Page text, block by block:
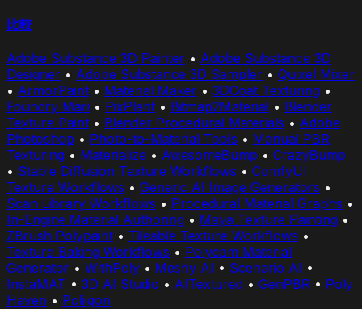
比較
Adobe Substance 3D Painter • Adobe Substance 3D
Designer • Adobe Substance 3D Sampler • Quixel Mixer
• ArmorPaint • Material Maker • 3DCoat Texturing •
Foundry Mari • PixPlant • Bitmap2Material • Blender
Texture Paint • Blender Procedural Materials • Adobe
Photoshop • Photo-to-Material Tools • Manual PBR
Texturing • Materialize • AwesomeBump • CrazyBump
• Stable Diffusion Texture Workflows • ComfyUI
Texture Workflows • Generic AI Image Generators •
Scan Library Workflows • Procedural Material Graphs •
In-Engine Material Authoring • Maya Texture Painting •
ZBrush Polypaint • Tileable Texture Workflows •
Texture Baking Workflows • Polycam Material
Generator • WithPoly • Meshy AI • Scenario AI •
InstaMAT • 3D AI Studio • AITextured • GenPBR • Poly
Haven • Poliigon